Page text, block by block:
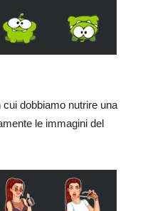
dobbiamo nutrire una
le immagini del